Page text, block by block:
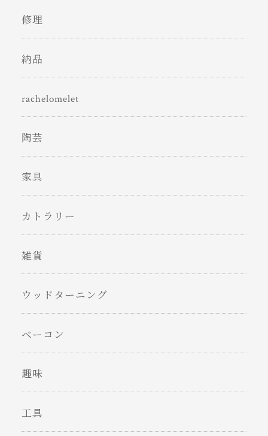
修理
納品
rachelomelet
陶芸
家具
カトラリー
雑貨
ウッドターニング
ベーコン
趣味
工具